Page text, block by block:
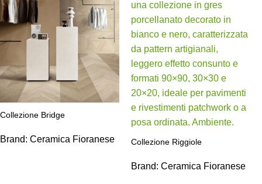
Collezione Bridge
Brand: Ceramica Fioranese Collezione Riggiole
Brand: Ceramica Fioranese